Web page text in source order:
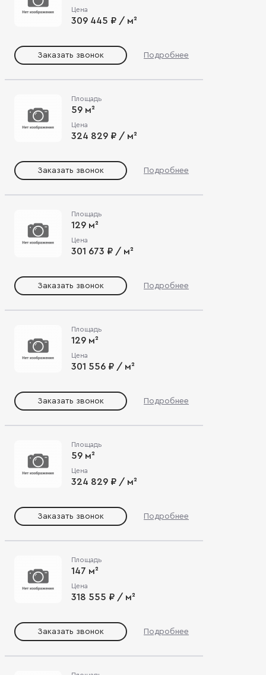
Цена
309 445 ₽ / м²
Заказать звонок Подробнее
Площадь
59 м²
Цена
324 829 ₽ / м²
Заказать звонок Подробнее
Площадь
129 м²
Цена
301 673 ₽ / м²
Заказать звонок Подробнее
Площадь
129 м²
Цена
301 556 ₽ / м²
Заказать звонок Подробнее
Площадь
59 м²
Цена
324 829 ₽ / м²
Заказать звонок Подробнее
Площадь
147 м²
Цена
318 555 ₽ / м²
Заказать звонок Подробнее